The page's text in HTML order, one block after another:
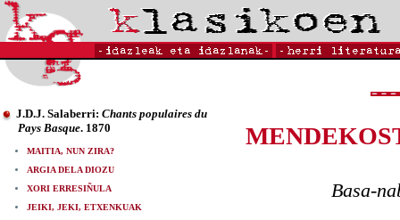
J.D.J. Salaberri: Chants populaires du
Pays Basque. 1870
MAITIA, NUN ZIRA?
ARGIA DELA DIOZU
XORI ERRESIÑULA
JEIKI, JEKI, ETXENKUAK
Basa-